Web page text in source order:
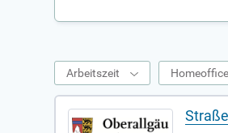
Arbeitszeit Homeoffice